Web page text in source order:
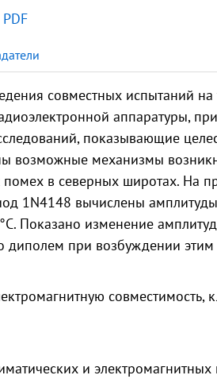
совместных испытаний на
аппаратуры,
показывающие
возможные механизмы
помех в северных широтах. На
1N4148 вычислены
Показано изменение
диполем при возбуждении
совместимость,
и